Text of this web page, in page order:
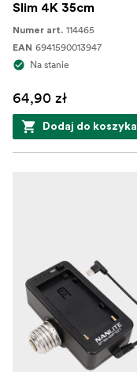
Slim 4K 35cm
Numer art. 114465
EAN 6941590013947
Na stanie
64,90 zł
Dodaj do koszyka